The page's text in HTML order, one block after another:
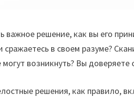
важное решение, как вы его
сражаетесь в своем разуме?
возникнуть? Вы
решения, как правило,